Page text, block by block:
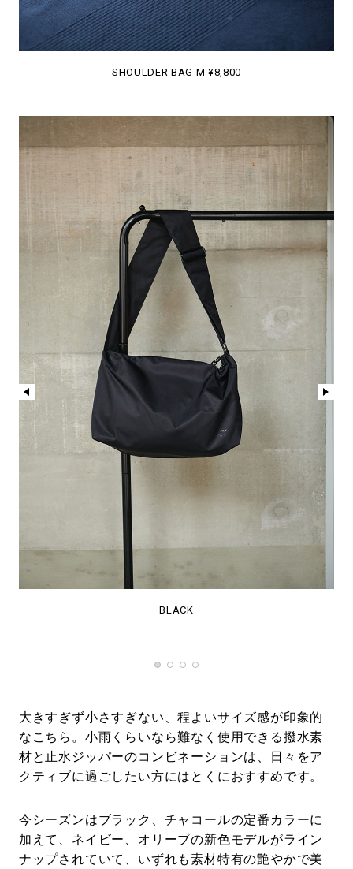
SHOULDER BAG M ¥8,800
BLACK
大きすぎず小さすぎない、程よいサイズ感が印象的
なこちら。小雨くらいなら難なく使用できる撥水素
材と止水ジッパーのコンビネーションは、日々をア
クティブに過ごしたい方にはとくにおすすめです。
今シーズンはブラック、チャコールの定番カラーに
加えて、ネイビー、オリーブの新色モデルがライン
ナップされていて、いずれも素材特有の艶やかで美